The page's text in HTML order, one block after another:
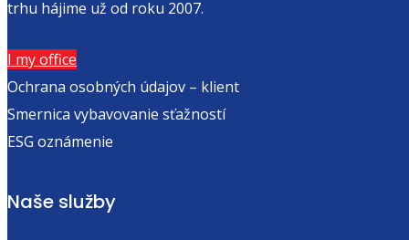
trhu hájime už od roku 2007.
I my office
Ochrana osobných údajov – klient
Smernica vybavovanie sťažností
ESG oznámenie
Naše služby